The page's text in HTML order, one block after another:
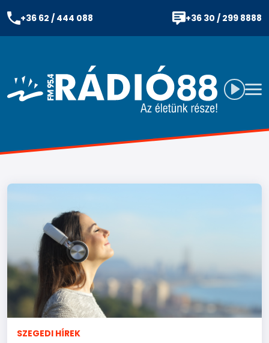
+36 62 / 444 088 +36 30 / 299 8888
SZEGEDI HÍREK